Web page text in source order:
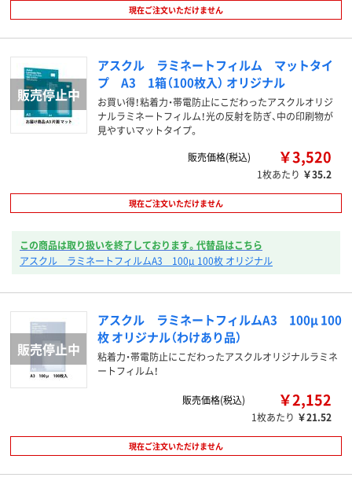
現在ご注文いただけません
アスクル ラミネートフィルム マットタイ
プ A3 1箱（100枚入） オリジナル
お買い得！粘着力・帯電防止にこだわったアスクルオリジ
ナルラミネートフィルム！光の反射を防ぎ、中の印刷物が
見やすいマットタイプ。
販売価格(税込)
￥3,520
1枚あたり ￥35.2
現在ご注文いただけません
この商品は取り扱いを終了しております。代替品はこちら
アスクル ラミネートフィルムA3 100μ 100枚 オリジナル
アスクル ラミネートフィルムA3 100μ 100
枚 オリジナル（わけあり品）
粘着力・帯電防止にこだわったアスクルオリジナルラミネ
ートフィルム！
販売価格(税込) ￥2,152
1枚あたり ￥21.52
現在ご注文いただけません